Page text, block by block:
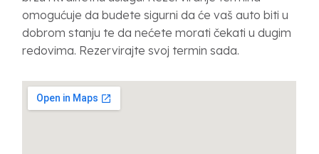
omogućuje da budete sigurni da će vaš auto biti u
dobrom stanju te da nećete morati čekati u dugim
redovima. Rezervirajte svoj termin sada.